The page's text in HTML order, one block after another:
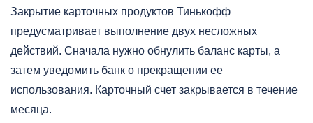
Закрытие карточных продуктов Тинькофф
предусматривает выполнение двух несложных
действий. Сначала нужно обнулить баланс карты, а
затем уведомить банк о прекращении ее
использования. Карточный счет закрывается в течение
месяца.